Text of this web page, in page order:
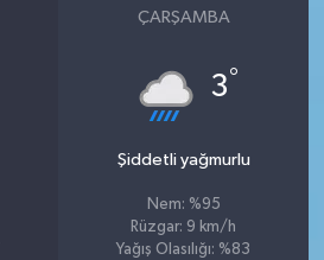
ÇARŞAMBA
3°
Şiddetli yağmurlu
Nem: %95
Rüzgar: 9 km/h
Yağış Olasılığı: %83